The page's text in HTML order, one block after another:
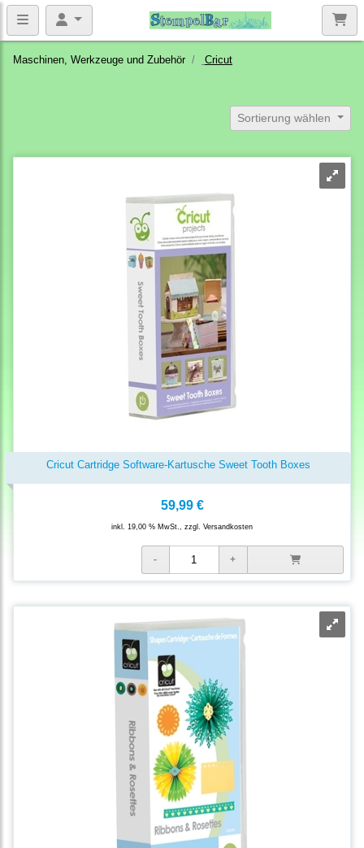
Maschinen, Werkzeuge und Zubehör Cricut
Sortierung wählen
Cricut Cartridge Software-Kartusche Sweet Tooth Boxes
59,99 €
inkl. 19,00 % MwSt., zzgl. Versandkosten